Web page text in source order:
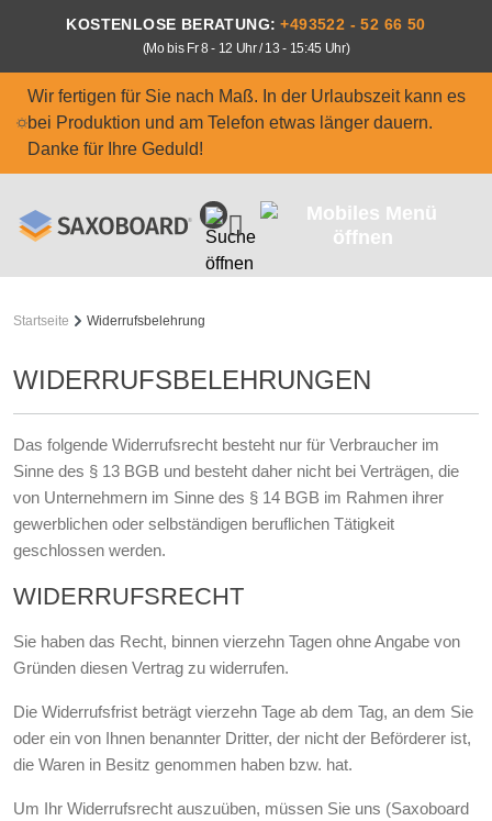
Zum Hauptinhalt springen
KOSTENLOSE BERATUNG: +493522 - 52 66 50
(Mo bis Fr 8 - 12 Uhr / 13 - 15:45 Uhr)
Wir fertigen für Sie nach Maß. In der Urlaubszeit kann es
bei Produktion und am Telefon etwas länger dauern.
Danke für Ihre Geduld!
Startseite Widerrufsbelehrung
WIDERRUFSBELEHRUNGEN
Das folgende Widerrufsrecht besteht nur für Verbraucher im
Sinne des § 13 BGB und besteht daher nicht bei Verträgen, die
von Unternehmern im Sinne des § 14 BGB im Rahmen ihrer
gewerblichen oder selbständigen beruflichen Tätigkeit
geschlossen werden.
WIDERRUFSRECHT
Sie haben das Recht, binnen vierzehn Tagen ohne Angabe von
Gründen diesen Vertrag zu widerrufen.
Die Widerrufsfrist beträgt vierzehn Tage ab dem Tag, an dem Sie
oder ein von Ihnen benannter Dritter, der nicht der Beförderer ist,
die Waren in Besitz genommen haben bzw. hat.
Um Ihr Widerrufsrecht auszuüben, müssen Sie uns (Saxoboard